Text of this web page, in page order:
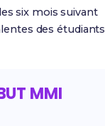
six mois suivant
des étudiants
MMI